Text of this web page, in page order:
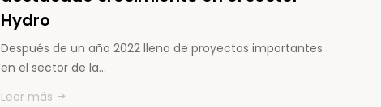
Hydro
Después de un año 2022 lleno de proyectos importantes
en el sector de la…
Leer más